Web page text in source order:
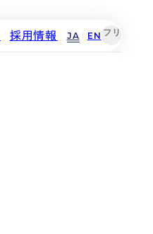
採用情報 JA EN